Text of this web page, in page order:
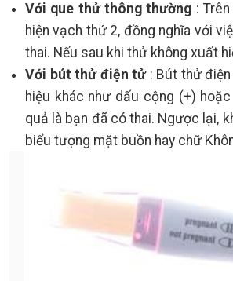
Với que thử thông thường :
hiện vạch thứ 2, đồng nghĩa với
thai. Nếu sau khi thử không xuất
Với bút thử điện tử: Bút thử điện
hiệu khác như dấu cộng (+)
quả là bạn đã có thai. Ngược lại,
biểu tượng mặt buồn hay chữ